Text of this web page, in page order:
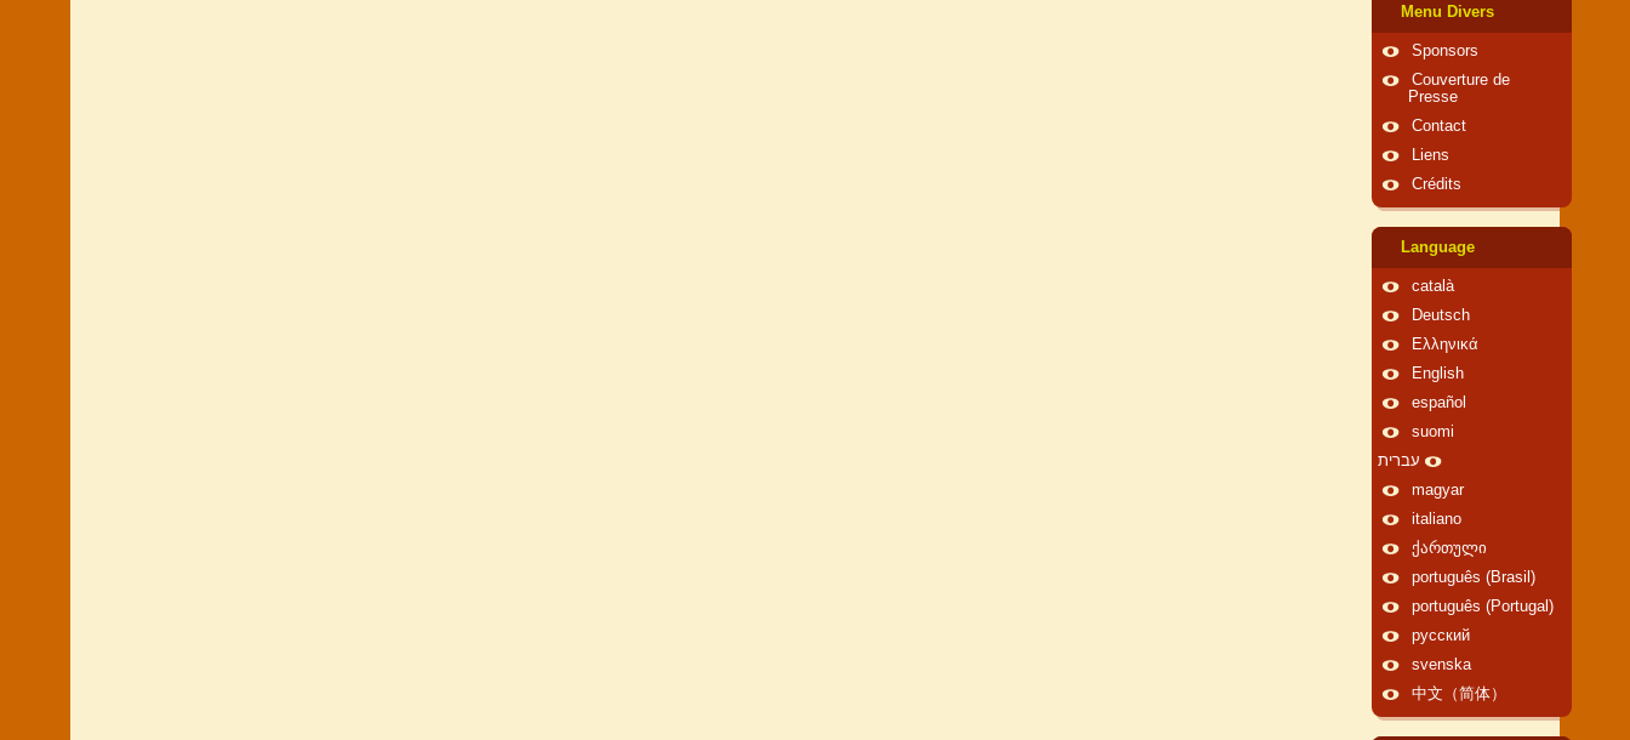
Menu Divers
Sponsors
Couverture de
Presse
Contact
Liens
Crédits
Language
català
Deutsch
Ελληνικά
English
español
suomi
עברית
magyar
italiano
ქართული
português (Brasil)
português (Portugal)
русский
svenska
中文（简体）